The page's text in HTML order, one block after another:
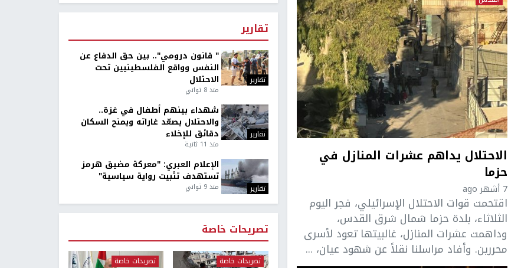
الاحتلال يداهم عشرات المنازل في
حزما
7 أشهر ago
اقتحمت قوات الاحتلال الإسرائيلي، فجر اليوم
الثلاثاء، بلدة حزما شمال شرق القدس،
وداهمت عشرات المنازل، غالبيتها تعود لأسرى
محررين. وأفاد مراسلنا نقلاً عن شهود عيان، ...
تقارير
تقارير
" قانون درومي".. بين حق الدفاع عن
النفس وواقع الفلسطينيين تحت
الاحتلال
منذ 8 ثواني
تقارير
شهداء بينهم أطفال في غزة..
والاحتلال يصعّد غاراته ويمنح السكان
دقائق للإخلاء
منذ 11 ثانية
تقارير
الإعلام العبري: "معركة مضيق هرمز
تستهدف تثبيت رواية سياسية"
منذ 9 ثواني
تصريحات خاصة
تصريحات خاصة تصريحات خاصة